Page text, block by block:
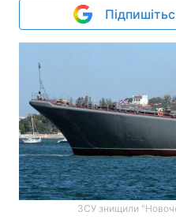
ЗСУ знищили